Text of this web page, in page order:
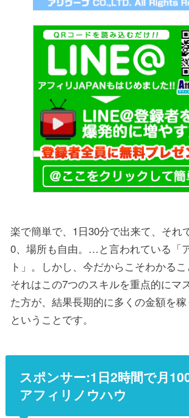
楽で簡単で、1日30分で出来て、それ
0、場所も自由。…と言われている「
ト」。しかし、今だからこそわかるこ
それはこの7つのスキルを重点的にマ
た方が、結果長期的に多くの金額を
ということです。
スポンサー:1日2時間で月
アフィリノウハウ